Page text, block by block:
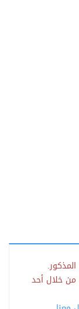
من خلال أحد